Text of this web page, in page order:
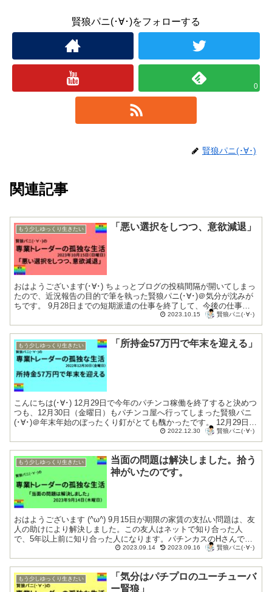
賢狼パニ(･∀･)をフォローする
0
賢狼パニ(･∀･)
関連記事
もう少しゆっくり生きたい 「悪い選択をしつつ、意欲減退」
おはようございます(･∀･) ちょっとブログの投稿間隔が開いてしまっ
たので、近況報告の目的で筆を執った賢狼パニ(･∀･)＠気分が沈みが
ちです。 9月28日までの短期派遣の仕事を終了して、今後の仕事を
2023.10.15 賢狼パニ(･∀･)
もう少しゆっくり生きたい 「所持金57万円で年末を迎える」
こんにちは(･∀･) 12月29日で今年のパチンコ稼働を終了すると決めつ
つも、12月30日（金曜日）もパチンコ屋へ行ってしまった賢狼パニ
(･∀･)＠年末年始のぼったくり釘がとても醜かったです。 12月29日に
2022.12.30 賢狼パニ(･∀･)
もう少しゆっくり生きたい
当面の問題は解決しました。拾う
神がいたのです。
おはようございます (^ω^) 9月15日が期限の家賃の支払い問題は、友
人の助けにより解決しました。この友人はネットで知り合った人
で、5年以上前に知り合った人になります。パチンカスのHさんでは
ありません。 そして、本日より短期の...
2023.09.14 2023.09.16 賢狼パニ(･∀･)
もう少しゆっくり生きたい
「気分はパチプロのユーチューバ
ー賢狼」